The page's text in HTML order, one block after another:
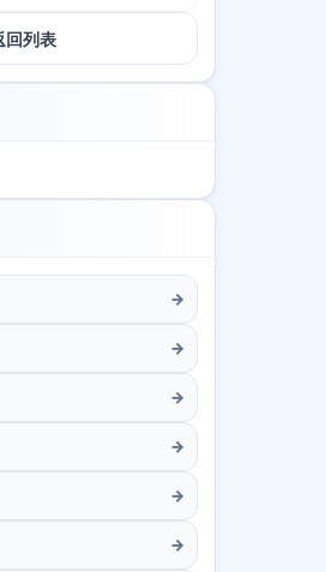
回列表
→
→
→
→
→
→